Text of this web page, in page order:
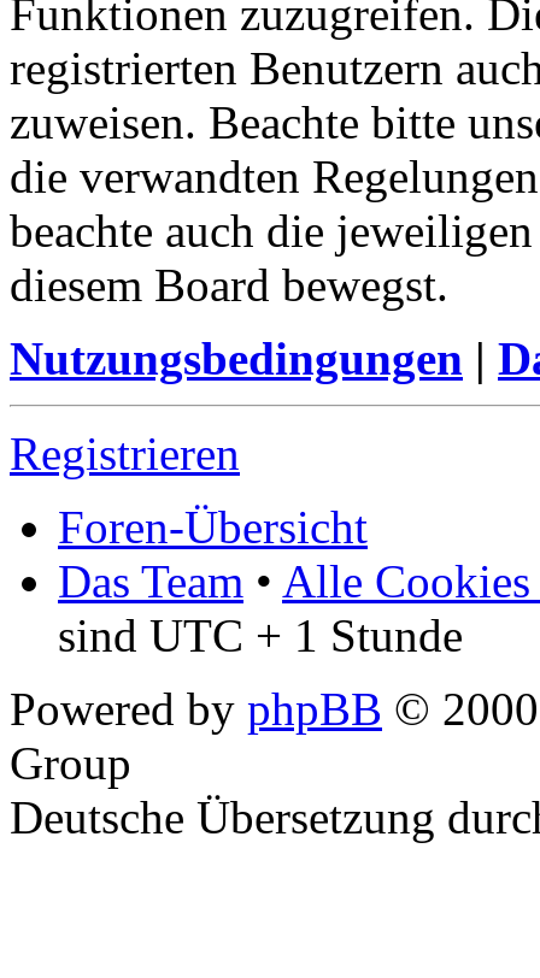
Funktionen zuzugreifen.
registrierten Benutzern
zuweisen. Beachte bitte
die verwandten
beachte auch die
diesem Board bewegst.
Nutzungsbedingungen |
Registrieren
Foren-Übersicht
Das Team • Alle Cookies
sind UTC + 1 Stunde
Powered by phpBB ©
Group
Deutsche Übersetzung